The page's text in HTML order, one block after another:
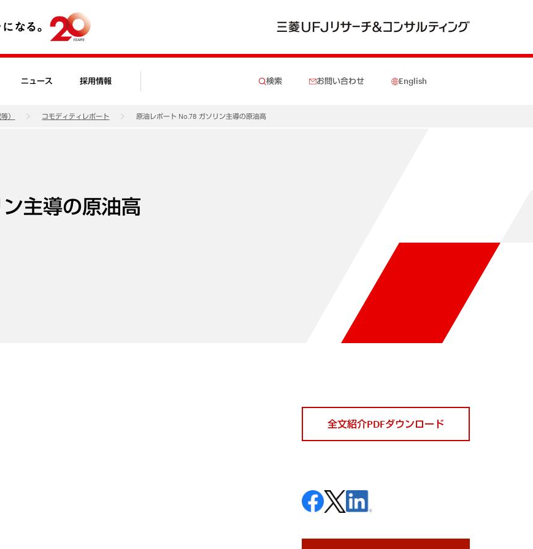
ニュース 採用情報 検索 お問い合わせ English
） コモディティレポート 原油レポート No.78 ガソリン主導の原油高
主導の原油高
全文紹介PDFダウンロード